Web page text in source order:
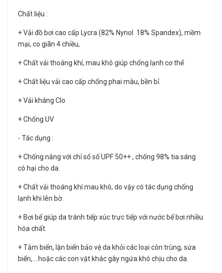
Chất liệu :
+ Vải đồ bơi cao cấp Lycra (82% Nynol 18% Spandex), mềm
mại, co giãn 4 chiều,
+ Chất vải thoáng khí, mau khô giúp chống lạnh cơ thể
+ Chất liệu vải cao cấp chống phai màu, bền bỉ.
+ Vải kháng Clo
+ Chống UV
- Tác dụng :
+ Chống nắng với chỉ số số UPF 50++ , chống 98% tia sáng
có hại cho da.
+ Chất vải thoáng khí mau khô, do vậy có tác dụng chống
lạnh khi lên bờ.
+ Bơi bể giúp da tránh tiếp xúc trực tiếp với nước bể bơi nhiều
hóa chất.
+ Tắm biển, lặn biển bảo vệ da khỏi các loại côn trùng, sứa
biển,....hoặc các con vật khác gây ngứa khó chịu cho da.